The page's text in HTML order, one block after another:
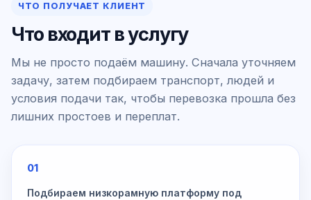
ЧТО ПОЛУЧАЕТ КЛИЕНТ
Что входит в услугу
Мы не просто подаём машину. Сначала уточняем
задачу, затем подбираем транспорт, людей и
условия подачи так, чтобы перевозка прошла без
лишних простоев и переплат.
01
Подбираем низкорамную платформу под